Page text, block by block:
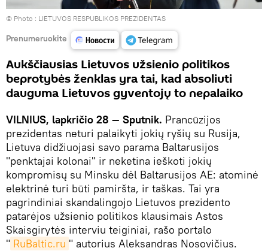
© Photo : LIETUVOS RESPUBLIKOS PREZIDENTAS
Prenumeruokite
Aukščiausias Lietuvos užsienio politikos
beprotybės ženklas yra tai, kad absoliuti
dauguma Lietuvos gyventojų to nepalaiko
VILNIUS, lapkričio 28 — Sputnik. Prancūzijos
prezidentas neturi palaikyti jokių ryšių su Rusija,
Lietuva didžiuojasi savo parama Baltarusijos
"penktajai kolonai" ir neketina ieškoti jokių
kompromisų su Minsku dėl Baltarusijos AE: atominė
elektrinė turi būti pamiršta, ir taškas. Tai yra
pagrindiniai skandalingojo Lietuvos prezidento
patarėjos užsienio politikos klausimais Astos
Skaisgirytės interviu teiginiai, rašo portalo
" RuBaltic.ru " autorius Aleksandras Nosovičius.